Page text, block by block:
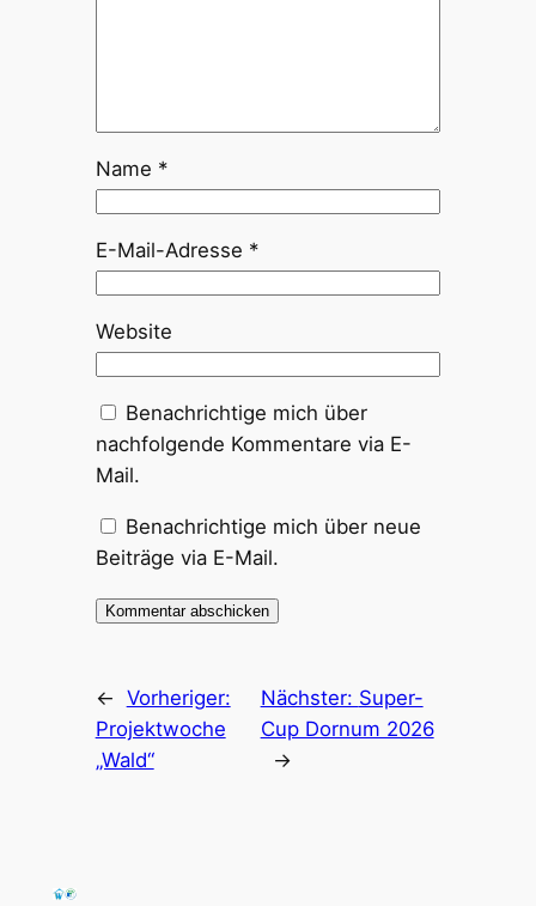
Name *
E-Mail-Adresse *
Website
Benachrichtige mich über
nachfolgende Kommentare via E-
Mail.
Benachrichtige mich über neue
Beiträge via E-Mail.
← Vorheriger:
Projektwoche
„Wald“
Nächster: Super-
Cup Dornum 2026
→